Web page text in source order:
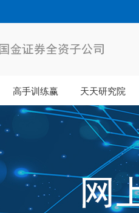
高手训练赢 天天研究院